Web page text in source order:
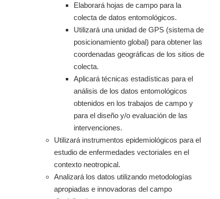
Elaborará hojas de campo para la
colecta de datos entomológicos.
Utilizará una unidad de GPS (sistema de
posicionamiento global) para obtener las
coordenadas geográficas de los sitios de
colecta.
Aplicará técnicas estadísticas para el
análisis de los datos entomológicos
obtenidos en los trabajos de campo y
para el diseño y/o evaluación de las
intervenciones.
Utilizará instrumentos epidemiológicos para el
estudio de enfermedades vectoriales en el
contexto neotropical.
Analizará los datos utilizando metodologías
apropiadas e innovadoras del campo